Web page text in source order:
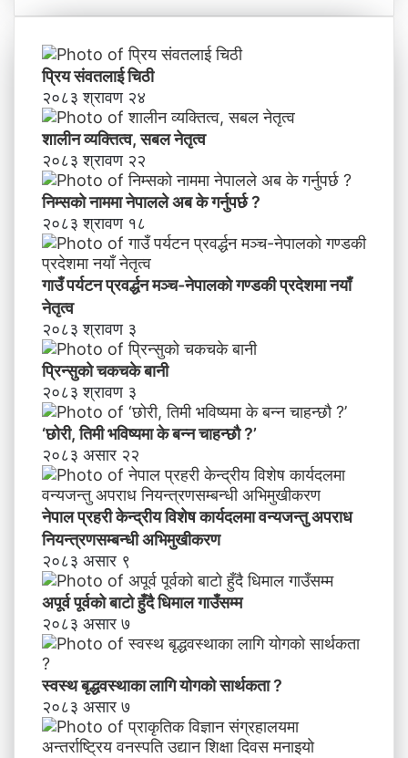
काे
ण्ड
की
प्र
दे
श
मा
न
याँ
ने
तृ
त्व
च
के
बा
नी
प्रिय संवतलाई चिठी
२०८३ श्रावण २४
शालीन व्यक्तित्व, सबल नेतृत्व
२०८३ श्रावण २२
निम्सकाे नाममा नेपालले अब के गर्नुपर्छ ?
२०८३ श्रावण १८
गाउँ पर्यटन प्रवर्द्धन मञ्च-नेपालकाे गण्डकी प्रदेशमा नयाँ
नेतृत्व
२०८३ श्रावण ३
प्रिन्सुको चकचके बानी
२०८३ श्रावण ३
‘छोरी, तिमी भविष्यमा के बन्न चाहन्छौ ?’
२०८३ असार २२
नेपाल प्रहरी केन्द्रीय विशेष कार्यदलमा वन्यजन्तु अपराध
नियन्त्रणसम्बन्धी अभिमुखीकरण
२०८३ असार ९
अपूर्व पूर्वको बाटो हुँदै धिमाल गाउँसम्म
२०८३ असार ७
स्वस्थ बृद्धवस्थाका लागि योगको सार्थकता ?
२०८३ असार ७